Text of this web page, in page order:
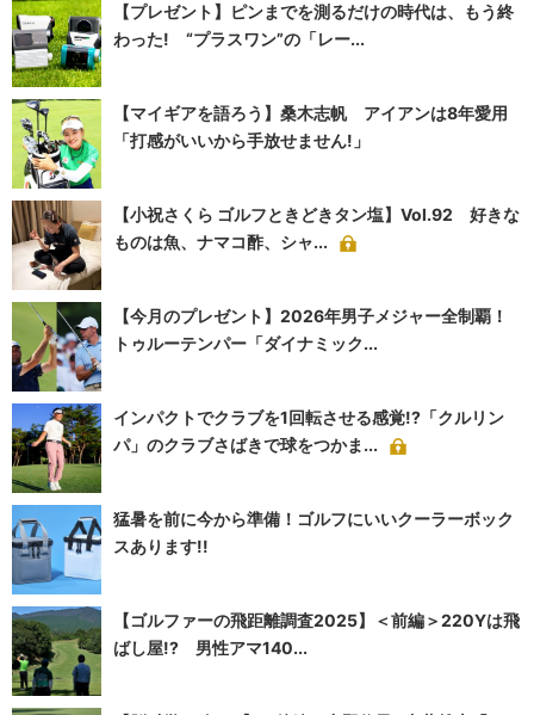
【プレゼント】ピンまでを測るだけの時代は、もう終
わった! “プラスワン”の「レー...
【マイギアを語ろう】桑木志帆 アイアンは8年愛用
「打感がいいから手放せません!」
【小祝さくら ゴルフときどきタン塩】Vol.92 好きな
ものは魚、ナマコ酢、シャ...
【今月のプレゼント】2026年男子メジャー全制覇！
トゥルーテンパー「ダイナミック...
インパクトでクラブを1回転させる感覚!?「クルリン
パ」のクラブさばきで球をつかま...
猛暑を前に今から準備！ゴルフにいいクーラーボック
スあります!!
【ゴルファーの飛距離調査2025】＜前編＞220Yは飛
ばし屋!? 男性アマ140...